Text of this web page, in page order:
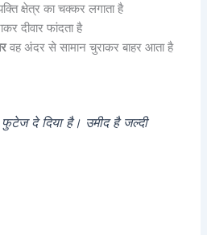
क्षेत्र का चक्कर लगाता है
दीवार फांदता है
वह अंदर से सामान चुराकर बाहर आता है
दे दिया है। उमीद है जल्दी